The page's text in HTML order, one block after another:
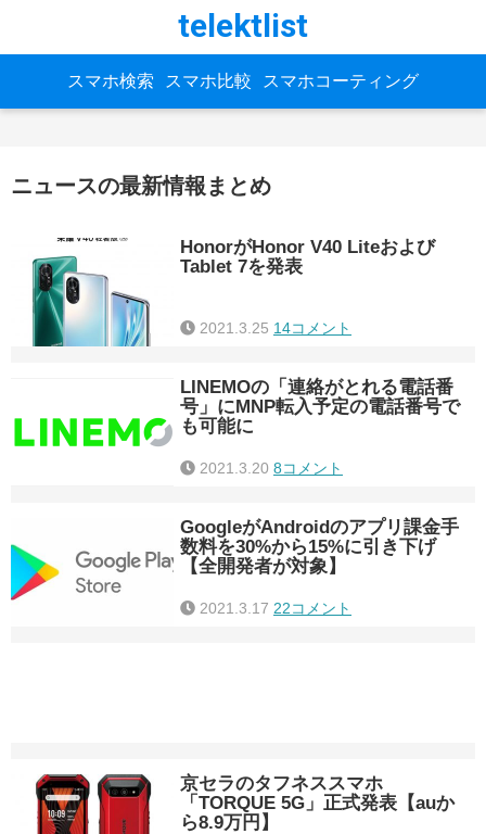
telektlist
スマホ検索 スマホ比較 スマホコーティング
ニュースの最新情報まとめ
HonorがHonor V40 Liteおよび
Tablet 7を発表
2021.3.25 14コメント
LINEMOの「連絡がとれる電話番
号」にMNP転入予定の電話番号で
も可能に
2021.3.20 8コメント
GoogleがAndroidのアプリ課金手
数料を30%から15%に引き下げ
【全開発者が対象】
2021.3.17 22コメント
京セラのタフネススマホ
「TORQUE 5G」正式発表【auか
ら8.9万円】